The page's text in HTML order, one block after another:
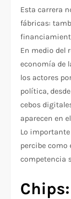
Esta carrera
fábricas:
En medio del
economía de
los actores
política,
cebos
aparecen en
Lo
percibe como
competencia